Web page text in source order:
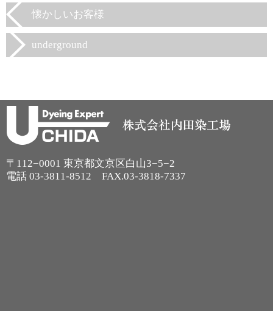
懐かしいお客様
underground
〒112−0001 東京都文京区白山3−5−2
電話 03-3811-8512 FAX.03-3818-7337